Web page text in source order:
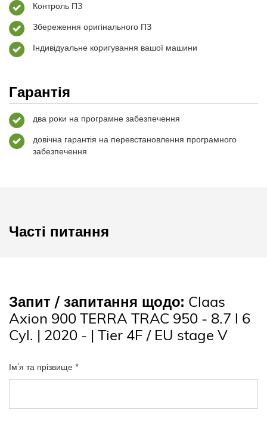
Контроль ПЗ
Збереження оригінального ПЗ
Індивідуальне коригування вашої машини
Гарантія
два роки на програмне забезпечення
довічна гарантія на перевстановлення програмного
забезпечення
Часті питання
Запит / запитання щодо: Claas
Axion 900 TERRA TRAC 950 - 8.7 l 6
Cyl. | 2020 - | Tier 4F / EU stage V
Ім’я та прізвище *